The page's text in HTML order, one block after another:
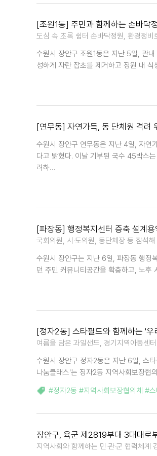
[조원1동] 주민과 함께하는 손바닥
도심 속 초록 쉼터 손바닥정원, 환경정비
수원시 장안구 조원1동은 지난 5일, 관
성하게 자란 잡초를 제거하고 정원 내
[연무동] 자연가득, 동 단체원 격려
수원시 장안구 연무동은 지난 4일, 자연
다고 밝혔다. 이날 기부된 국수 45박스
려하…
[파장동] 행정복지센터 증축 설계용
국회의원, 시·도의원, 동단체장 등 참석
수원시 장안구는 지난 6일, 파장동 행정
던 주민 커뮤니티공간을 확충하고, 노후
[정자2동] 스타필드와 함께하는 '
여름을 담은 과일샌드, 경기지역아동센
수원시 장안구 정자2동은 지난 6일, 스
나눔클래스'는 정자2동 지역사회보장협
#정자2동 #지역사회보장협의체 #스
장안구, 육군 제2819부대 3대대로
지역사회와 함께하는 민·관·군 협력체계